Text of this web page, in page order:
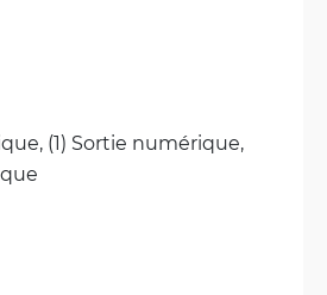
(1) Sortie numérique,